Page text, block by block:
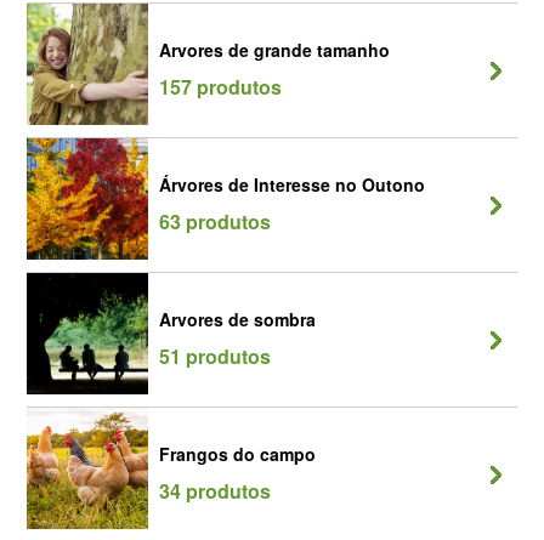
Arvores de grande tamanho
157 produtos
Árvores de Interesse no Outono
63 produtos
Arvores de sombra
51 produtos
Frangos do campo
34 produtos